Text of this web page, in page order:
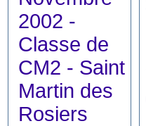
2002 -
Classe de
CM2 - Saint
Martin des
Rosiers